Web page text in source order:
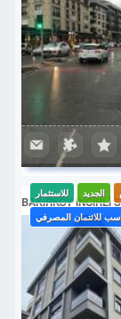
BAKIRKÖY İNCİRLİ
الجديد
للاستثمار
للائتمان المصرفي